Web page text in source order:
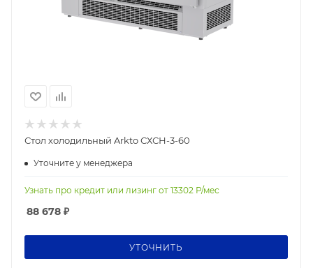
Стол холодильный Arkto СХСН-3-60
Уточните у менеджера
Узнать про кредит или лизинг от 13302 Р/мес
88 678 ₽
УТОЧНИТЬ